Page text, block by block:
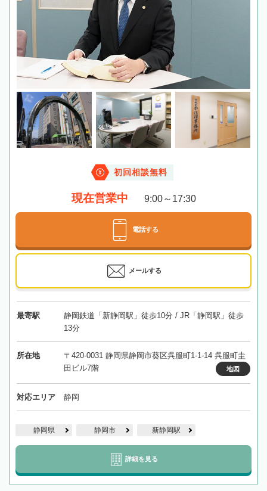
初回相談無料
現在営業中 9:00～17:30
電話する
メールする
最寄駅
静岡鉄道「新静岡駅」徒歩10分 / JR「静岡駅」徒歩
13分
所在地
〒420-0031 静岡県静岡市葵区呉服町1-1-14 呉服町圭
田ビル7階
地図
対応エリア 静岡
静岡県 静岡市 新静岡駅
詳細を見る